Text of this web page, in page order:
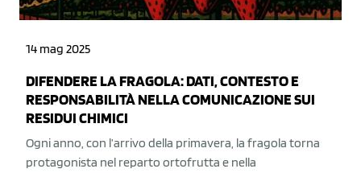
14 mag 2025
DIFENDERE LA FRAGOLA: DATI, CONTESTO E
RESPONSABILITÀ NELLA COMUNICAZIONE SUI
RESIDUI CHIMICI
Ogni anno, con l’arrivo della primavera, la fragola torna
protagonista nel reparto ortofrutta e nella